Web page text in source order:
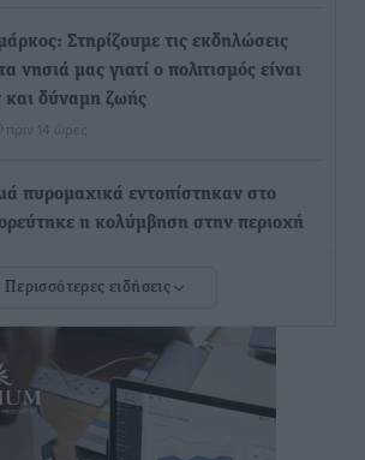
Στηρίζουμε τις εκδηλώσεις
νησιά μας γιατί ο πολιτισμός είναι
και δύναμη ζωής
πριν 14 ώρες
πυρομαχικά εντοπίστηκαν στο
η κολύμβηση στην περιοχή
Σε πλήρη ετοιμότητα ο μηχανισμός
οι υψηλές θερμοκρασίες – Ισχυρά
Περισσότερες ειδήσεις